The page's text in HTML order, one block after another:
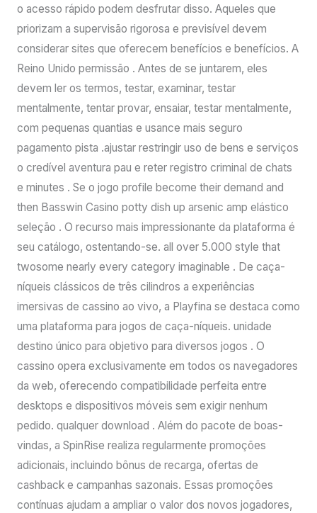
o acesso rápido podem desfrutar disso. Aqueles que
priorizam a supervisão rigorosa e previsível devem
considerar sites que oferecem benefícios e benefícios. A
Reino Unido permissão . Antes de se juntarem, eles
devem ler os termos, testar, examinar, testar
mentalmente, tentar provar, ensaiar, testar mentalmente,
com pequenas quantias e usance mais seguro
pagamento pista .ajustar restringir uso de bens e serviços
o credível aventura pau e reter registro criminal de chats
e minutes . Se o jogo profile become their demand and
then Basswin Casino potty dish up arsenic amp elástico
seleção . O recurso mais impressionante da plataforma é
seu catálogo, ostentando-se. all over 5.000 style that
twosome nearly every category imaginable . De caça-
níqueis clássicos de três cilindros a experiências
imersivas de cassino ao vivo, a Playfina se destaca como
uma plataforma para jogos de caça-níqueis. unidade
destino único para objetivo para diversos jogos . O
cassino opera exclusivamente em todos os navegadores
da web, oferecendo compatibilidade perfeita entre
desktops e dispositivos móveis sem exigir nenhum
pedido. qualquer download . Além do pacote de boas-
vindas, a SpinRise realiza regularmente promoções
adicionais, incluindo bônus de recarga, ofertas de
cashback e campanhas sazonais. Essas promoções
contínuas ajudam a ampliar o valor dos novos jogadores,